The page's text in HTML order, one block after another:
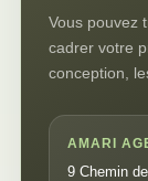
Vous pouvez
cadrer votre
conception,
AMARI
9 Chemin